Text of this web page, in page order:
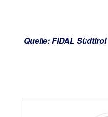
Quelle: FIDAL Südtirol